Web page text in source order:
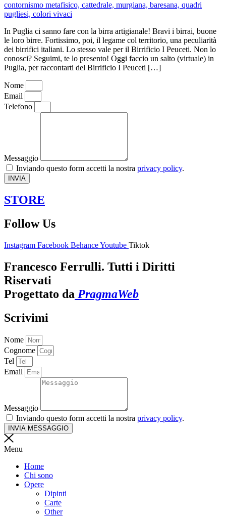
In Puglia ci sanno fare con la birra artigianale! Bravi i birrai, buone
le loro birre. Fortissimo, poi, il legame col territorio, una peculiarità
dei birrifici italiani. Lo stesso vale per il Birrificio I Peuceti. Non lo
conosci? Seguimi, te lo presento! Oggi faccio un salto (virtuale) in
Puglia, per raccontarti del Birrificio I Peuceti […]
Nome
Email
Telefono
Messaggio
Inviando questo form accetti la nostra privacy policy.
INVIA
STORE
Follow Us
Instagram Facebook BehanceYoutube Tiktok
Francesco Ferrulli. Tutti i Diritti
Riservati
Progettato da PragmaWeb
Scrivimi
Nome
Cognome
Tel
Email
Messaggio
Inviando questo form accetti la nostra privacy policy.
INVIA MESSAGGIO
Menu
Home
Chi sono
Opere
Dipinti
Carte
Other